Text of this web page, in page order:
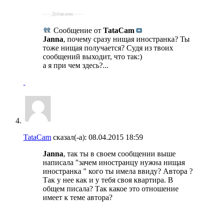
- - - Добавлено - - -
Сообщение от TataCam
Janna, почему сразу нищая иностранка? Ты
тоже нищая получается? Судя из твоих
сообщений выходит, что так:)
а я при чем здесь?...
TataCam сказал(-а): 08.04.2015 18:59
Janna, так ты в своем сообщении выше
написала "зачем иностранцу нужна нищая
иностранка " кого ты имела ввиду? Автора ?
Так у нее как и у тебя своя квартира. В
общем писала? Так какое это отношение
имеет к теме автора?